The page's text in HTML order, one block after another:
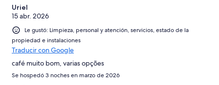
Uriel
15 abr. 2026
Le gustó: Limpieza, personal y atención, servicios, estado de la
propiedad e instalaciones
Traducir con Google
café muito bom, varias opções
Se hospedó 3 noches en marzo de 2026